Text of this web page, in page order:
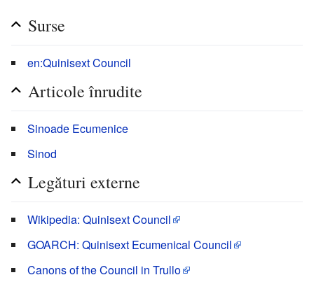
Surse
en:Quinisext Council
Articole înrudite
Sinoade Ecumenice
Sinod
Legături externe
Wikipedia: Quinisext Council
GOARCH: Quinisext Ecumenical Council
Canons of the Council in Trullo